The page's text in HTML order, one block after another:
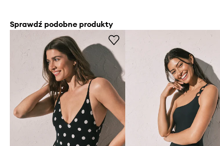
Sprawdź podobne produkty